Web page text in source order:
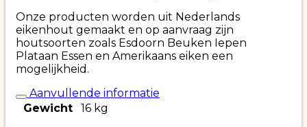
Onze producten worden uit Nederlands
eikenhout gemaakt en op aanvraag zijn
houtsoorten zoals Esdoorn Beuken Iepen
Plataan Essen en Amerikaans eiken een
mogelijkheid.
Aanvullende informatie
Gewicht
16 kg